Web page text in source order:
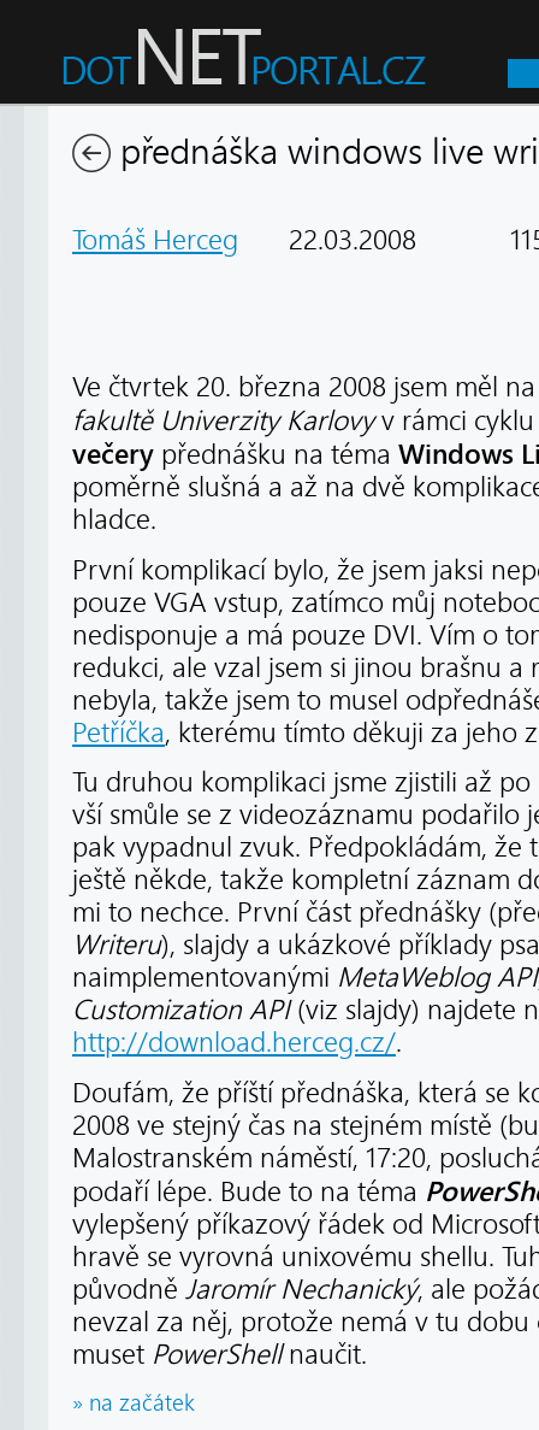
přednáška windows live
Tomáš Herceg 22.03.2008
Ve čtvrtek 20. března 2008 jsem měl
fakultě Univerzity Karlovyv rámci
večery přednášku na téma Windows
poměrně slušná a až na dvě
hladce.
První komplikací bylo, že jsem jaksi
pouze VGA vstup, zatímco můj
nedisponuje a má pouze DVI. Vím o
redukci, ale vzal jsem si jinou brašnu a
nebyla, takže jsem to musel
Petříčka, kterému tímto děkuji za jeho
Tu druhou komplikaci jsme zjistili až
vší smůle se z videozáznamu podařilo
pak vypadnul zvuk. Předpokládám,
ještě někde, takže kompletní záznam
mi to nechce. První část přednášky
Writeru), slajdy a ukázkové příklady
naimplementovanými MetaWeblog API
Customization API(viz slajdy) najdete
http://download.herceg.cz/.
Doufám, že příští přednáška, která se
2008 ve stejný čas na stejném místě
Malostranském náměstí, 17:20,
podaří lépe. Bude to na téma
vylepšený příkazový řádek od
hravě se vyrovná unixovému shellu.
původně Jaromír Nechanický, ale
nevzal za něj, protože nemá v tu dobu
muset PowerShellnaučit.
» na začátek